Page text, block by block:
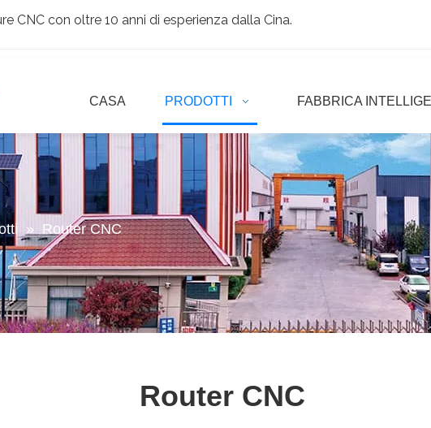
CNC con oltre 10 anni di esperienza dalla Cina.
CASA PRODOTTI FABBRICA
» Router CNC
Router CNC